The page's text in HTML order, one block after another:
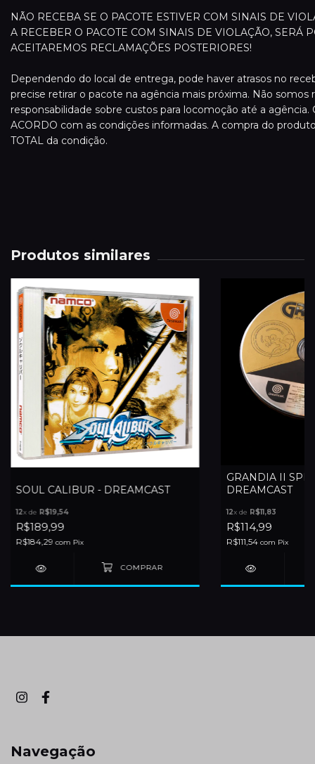
NÃO RECEBA SE O PACOTE ESTIVER COM SINAIS DE
A RECEBER O PACOTE COM SINAIS DE VIOLAÇÃO, SERÁ
ACEITAREMOS RECLAMAÇÕES POSTERIORES!
Dependendo do local de entrega, pode haver atrasos no
precise retirar o pacote na agência mais próxima. Não
responsabilidade sobre custos para locomoção até a
ACORDO com as condições informadas. A compra do
TOTAL da condição.
Produtos similares
SOUL CALIBUR - DREAMCAST
12x de R$19,54
R$189,99
R$184,29com Pix
GRANDIA II
DREAMCAST
12x de R$11,83
R$114,99
R$111,54 com Pix
Navegação